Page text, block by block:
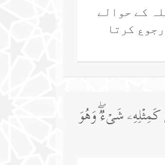
کے حوالے
کرتا
كَمِثۡلِهِۦ شَیۡءࣱۖ وَهُوَ